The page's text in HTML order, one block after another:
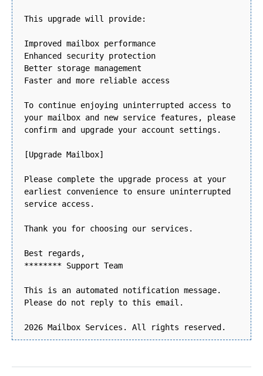
This upgrade will provide:
Improved mailbox performance
Enhanced security protection
Better storage management
Faster and more reliable access
To continue enjoying uninterrupted access to
your mailbox and new service features, please
confirm and upgrade your account settings.
[Upgrade Mailbox]
Please complete the upgrade process at your
earliest convenience to ensure uninterrupted
service access.
Thank you for choosing our services.
Best regards,
******** Support Team
This is an automated notification message.
Please do not reply to this email.
2026 Mailbox Services. All rights reserved.